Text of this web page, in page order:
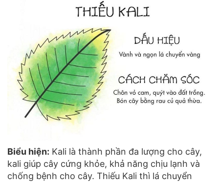
Biểu hiện: Kali là thành phần đa lượng cho cây,
kali giúp cây cứng khỏe, khả năng chịu lạnh và
chống bệnh cho cây. Thiếu Kali thì lá chuyển